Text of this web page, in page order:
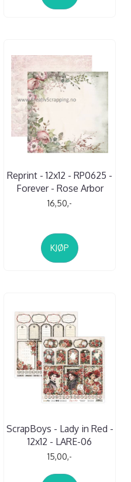
Reprint - 12x12 - RP0625 -
Forever - Rose Arbor
16,50,-
KJØP
ScrapBoys - Lady in Red -
12x12 - LARE-06
15,00,-